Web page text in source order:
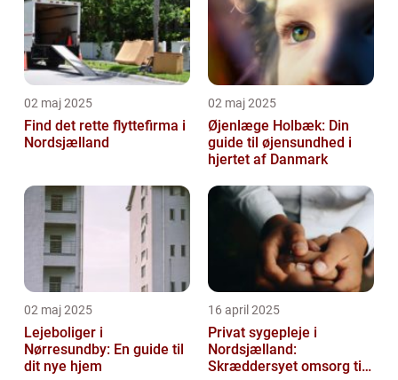
02 maj 2025
Find det rette flyttefirma i
Nordsjælland
02 maj 2025
Øjenlæge Holbæk: Din
guide til øjensundhed i
hjertet af Danmark
02 maj 2025
Lejeboliger i
Nørresundby: En guide til
dit nye hjem
16 april 2025
Privat sygepleje i
Nordsjælland:
Skræddersyet omsorg til